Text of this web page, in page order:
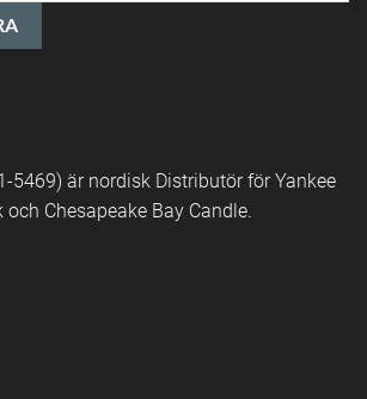
5469) är nordisk Distributör för Yankee
och Chesapeake Bay Candle.